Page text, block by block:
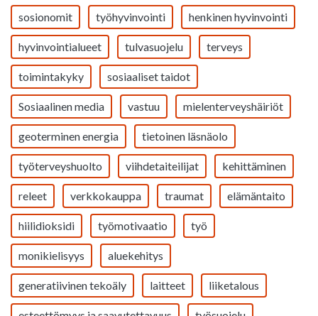
sosionomit työhyvinvointi henkinen hyvinvointi
hyvinvointialueet tulvasuojelu terveys
toimintakyky sosiaaliset taidot
Sosiaalinen media vastuu mielenterveyshäiriöt
geoterminen energia tietoinen läsnäolo
työterveyshuolto viihdetaiteilijat kehittäminen
releet verkkokauppa traumat elämäntaito
hiilidioksidi työmotivaatio työ
monikielisyys aluekehitys
generatiivinen tekoäly laitteet liiketalous